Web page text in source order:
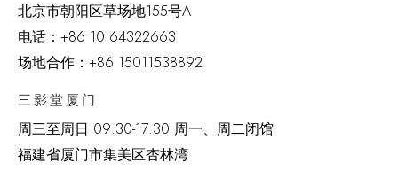
北京市朝阳区草场地155号A
电话： +86 10 64322663
场地合作：+86 15011538892
三影堂厦门
周三至周日 09:30-17:30 周一、周二闭馆
福建省厦门市集美区杏林湾